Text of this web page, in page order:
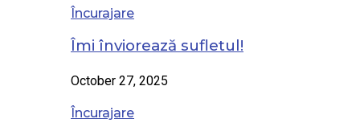
Încurajare
Îmi înviorează sufletul!
October 27, 2025
Încurajare